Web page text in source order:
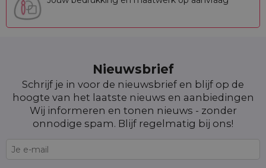
Nieuwsbrief
Schrijf je in voor de nieuwsbrief en blijf op de
hoogte van het laatste nieuws en aanbiedingen
Wij informeren en tonen nieuws - zonder
onnodige spam. Blijf regelmatig bij ons!